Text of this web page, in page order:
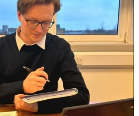
đấu tranh chống các
phiền hà, nhũng nhiễu trong
cũng cần triển khai
xây dựng cơ chế, chính
theo kế hoạch đã đề ra; tập
khăn cho doanh nghiệp sản